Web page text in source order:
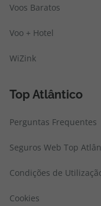
Voos Baratos
Voo + Hotel
WiZink
Top Atlântico
Perguntas Frequentes
Seguros Web Top
Condições de
Cookies